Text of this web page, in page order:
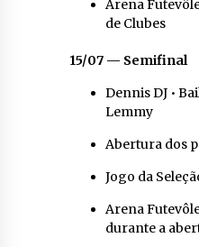
Arena
de Clubes
15/07 — Semifinal
Dennis DJ •
Lemmy
Abertura dos
Jogo da
Arena
durante a